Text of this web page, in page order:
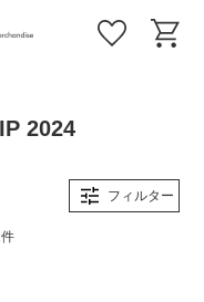
2024
フィルター